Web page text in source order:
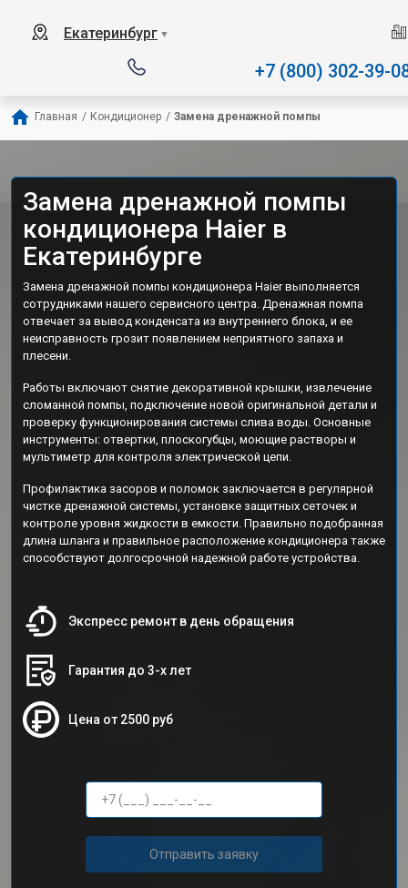
Екатеринбург ▼
+7 (800) 302-39-
Главная / Кондиционер / Замена дренажной помпы
Замена дренажной помпы
кондиционера Haier в
Екатеринбурге
Замена дренажной помпы кондиционера Haier выполняется
сотрудниками нашего сервисного центра. Дренажная помпа
отвечает за вывод конденсата из внутреннего блока, и ее
неисправность грозит появлением неприятного запаха и
плесени.
Работы включают снятие декоративной крышки, извлечение
сломанной помпы, подключение новой оригинальной детали и
проверку функционирования системы слива воды. Основные
инструменты: отвертки, плоскогубцы, моющие растворы и
мультиметр для контроля электрической цепи.
Профилактика засоров и поломок заключается в регулярной
чистке дренажной системы, установке защитных сеточек и
контроле уровня жидкости в емкости. Правильно подобранная
длина шланга и правильное расположение кондиционера также
способствуют долгосрочной надежной работе устройства.
Экспресс ремонт в день обращения
Гарантия до 3-х лет
Цена от 2500 руб
Отправить заявку